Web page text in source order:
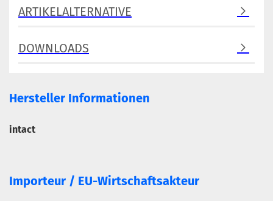
ARTIKELALTERNATIVE
DOWNLOADS
Hersteller Informationen
intact
Importeur / EU-Wirtschaftsakteur